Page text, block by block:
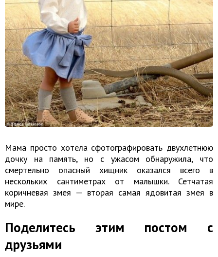
Мама просто хотела сфотографировать двухлетнюю
дочку на память, но с ужасом обнаружила, что
смертельно опасный хищник оказался всего в
нескольких сантиметрах от малышки. Сетчатая
коричневая змея — вторая самая ядовитая змея в
мире.
Поделитесь этим постом с
друзьями